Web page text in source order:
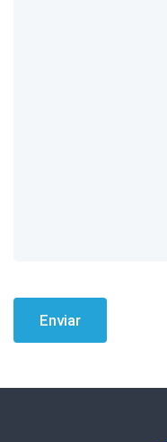
Enviar